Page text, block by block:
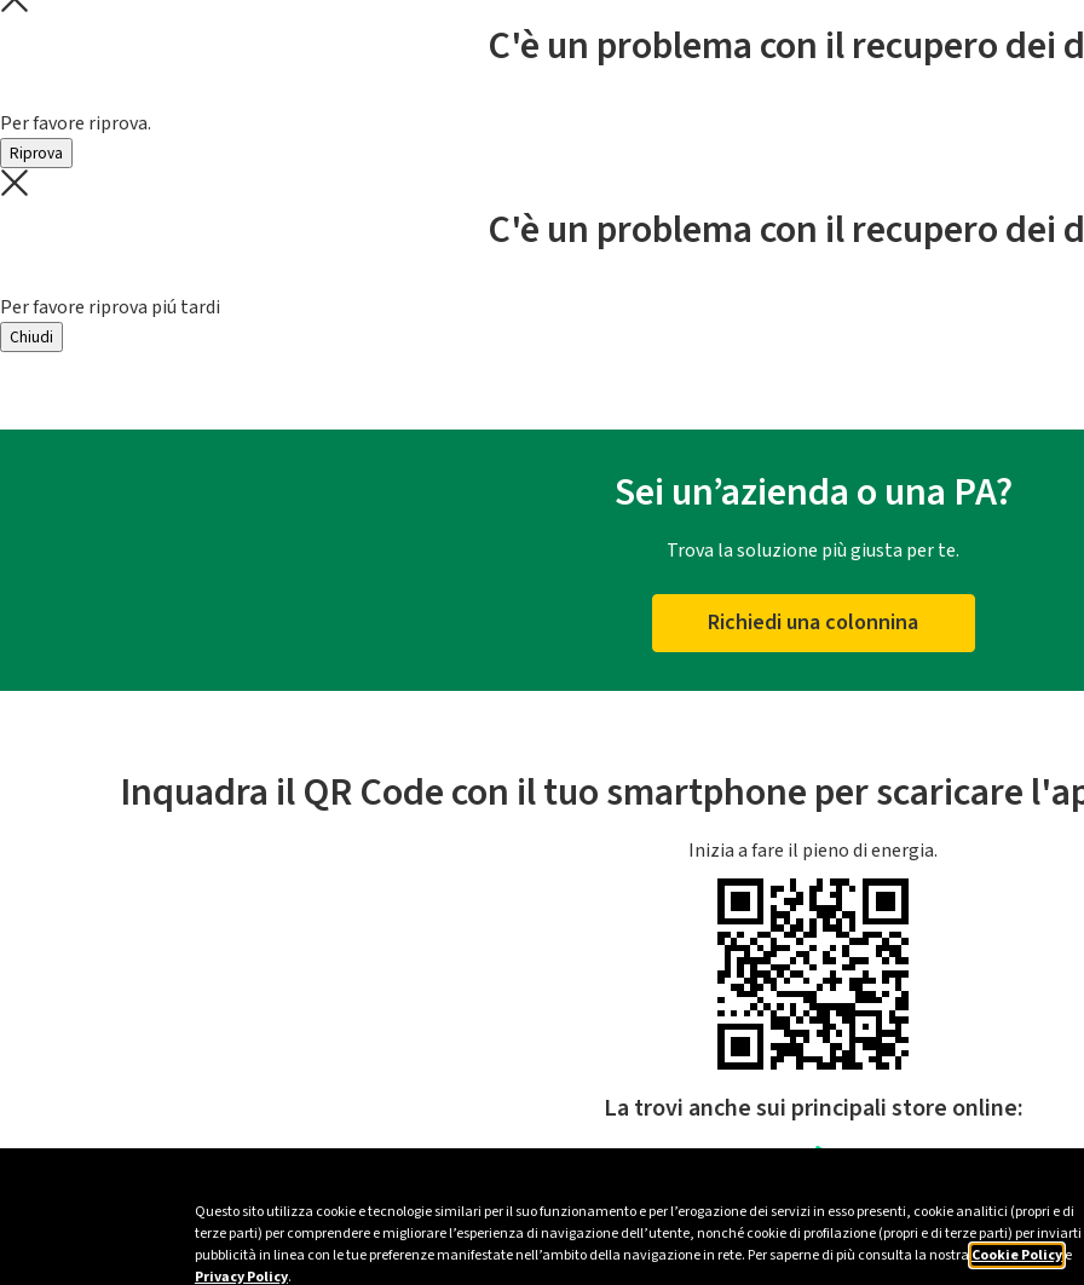
Questo sito utilizza cookie e tecnologie similari per il suo funzionamento e per l’erogazione dei servizi in esso presenti, cookie analitici (propri e di
terze parti) per comprendere e migliorare l’esperienza di navigazione dell’utente, nonché cookie di profilazione (propri e di terze parti) per inviarti
pubblicità in linea con le tue preferenze manifestate nell’ambito della navigazione in rete. Per saperne di più consulta la nostra Cookie Policye
Privacy Policy.
C'è un problema con il recupero dei
Per favore riprova.
Riprova
C'è un problema con il recupero dei
Per favore riprova piú tardi
Chiudi
Sei un’azienda o una PA?
Trova la soluzione più giusta per te.
Richiedi una colonnina
Inquadra il QR Code con il tuo smartphone per scaricare
Inizia a fare il pieno di energia.
La trovi anche sui principali store online: